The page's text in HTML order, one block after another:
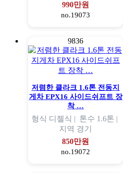
990만원
no.19073
9836
저렴한 클라크 1.6톤 전동지
게차 EPX16 사이드쉬프트 장
착 …
형식 디젤식 | 톤수 1.6톤 |
지역 경기
850만원
no.19072